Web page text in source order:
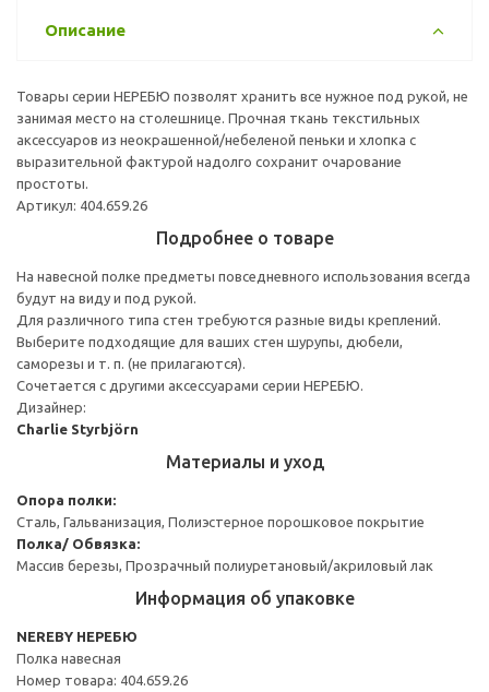
Описание
Товары серии НЕРЕБЮ позволят хранить все нужное под рукой, не
занимая место на столешнице. Прочная ткань текстильных
аксессуаров из неокрашенной/небеленой пеньки и хлопка с
выразительной фактурой надолго сохранит очарование
простоты.
Артикул: 404.659.26
Подробнее о товаре
На навесной полке предметы повседневного использования всегда
будут на виду и под рукой.
Для различного типа стен требуются разные виды креплений.
Выберите подходящие для ваших стен шурупы, дюбели,
саморезы и т. п. (не прилагаются).
Сочетается с другими аксессуарами серии НЕРЕБЮ.
Дизайнер:
Charlie Styrbjörn
Материалы и уход
Опора полки:
Сталь, Гальванизация, Полиэстерное порошковое покрытие
Полка/ Обвязка:
Массив березы, Прозрачный полиуретановый/акриловый лак
Информация об упаковке
NEREBY НЕРЕБЮ
Полка навесная
Номер товара: 404.659.26